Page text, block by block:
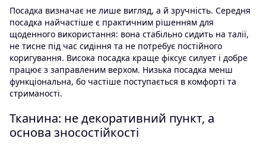
Посадка визначає не лише вигляд, а й зручність. Середня
посадка найчастіше є практичним рішенням для
щоденного використання: вона стабільно сидить на талії,
не тисне під час сидіння та не потребує постійного
коригування. Висока посадка краще фіксує силует і добре
працює з заправленим верхом. Низька посадка менш
функціональна, бо частіше поступається в комфорті та
стриманості.
Тканина: не декоративний пункт, а
основа зносостійкості